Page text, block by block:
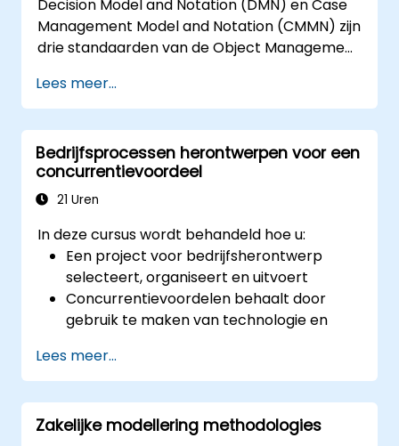
Decision Model and Notation (DMN) en Case
Management Model and Notation (CMMN) zijn
drie standaarden van de Object Management
modelleren van processen, beslissingen en
casusgerelateerde werkstromen. Deze cursus
biedt een inleiding op al deze standaarden en
legt uit wanneer je welke moet toepassen.
Lees meer...
Bedrijfsprocessen herontwerpen voor een
concurrentievoordeel
21 Uren
In deze cursus wordt behandeld hoe u:
Een project voor bedrijfsherontwerp
selecteert, organiseert en uitvoert
Concurrentievoordelen behaalt door
gebruik te maken van technologie en
De klanttevredenheid maximaliseert door
het procesontwerp af te stemmen op de
behoeften van klanten
Typische symptomen van een inefficiënt
Lees meer...
Zakelijke modellering methodologies